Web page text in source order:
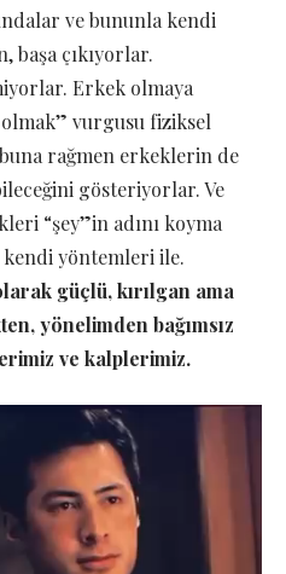
ve bununla kendi
başa çıkıyorlar.
Erkek olmaya
vurgusu fiziksel
rağmen erkeklerin de
gösteriyorlar. Ve
“şey”in adını koyma
yöntemleri ile.
güçlü, kırılgan ama
yönelimden bağımsız
ve kalplerimiz.